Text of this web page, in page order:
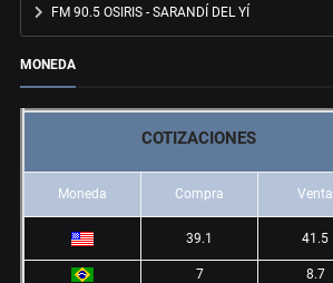
FM 90.5 OSIRIS - SARANDÍ DEL YÍ
MONEDA
COTIZACIONES
Moneda Compra Venta
39.1 41.5
7 8.7